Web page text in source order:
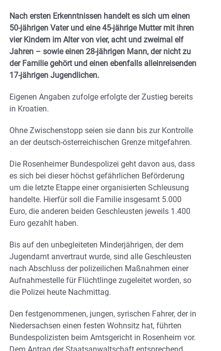
Nach ersten Erkenntnissen handelt es sich um einen
50-jährigen Vater und eine 45-jährige Mutter mit ihren
vier Kindern im Alter von vier, acht und zweimal elf
Jahren – sowie einen 28-jährigen Mann, der nicht zu
der Familie gehört und einen ebenfalls alleinreisenden
17-jährigen Jugendlichen.
Eigenen Angaben zufolge erfolgte der Zustieg bereits
in Kroatien.
Ohne Zwischenstopp seien sie dann bis zur Kontrolle
an der deutsch-österreichischen Grenze mitgefahren.
Die Rosenheimer Bundespolizei geht davon aus, dass
es sich bei dieser höchst gefährlichen Beförderung
um die letzte Etappe einer organisierten Schleusung
handelte. Hierfür soll die Familie insgesamt 5.000
Euro, die anderen beiden Geschleusten jeweils 1.400
Euro gezahlt haben.
Bis auf den unbegleiteten Minderjährigen, der dem
Jugendamt anvertraut wurde, sind alle Geschleusten
nach Abschluss der polizeilichen Maßnahmen einer
Aufnahmestelle für Flüchtlinge zugeleitet worden, so
die Polizei heute Nachmittag.
Den festgenommenen, jungen, syrischen Fahrer, der in
Niedersachsen einen festen Wohnsitz hat, führten
Bundespolizisten beim Amtsgericht in Rosenheim vor.